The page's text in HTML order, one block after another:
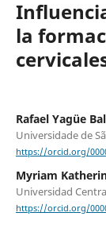
la
Rafael Yagüe
Universidade de
https://orcid.org/
Myriam
Universidad
https://orcid.org/